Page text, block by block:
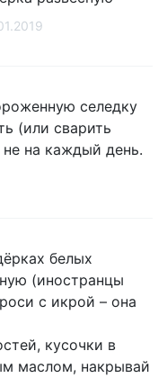
селедку
(или сварить
на каждый день.
белых
(иностранцы
с икрой – она
кусочки в
маслом, накрывай